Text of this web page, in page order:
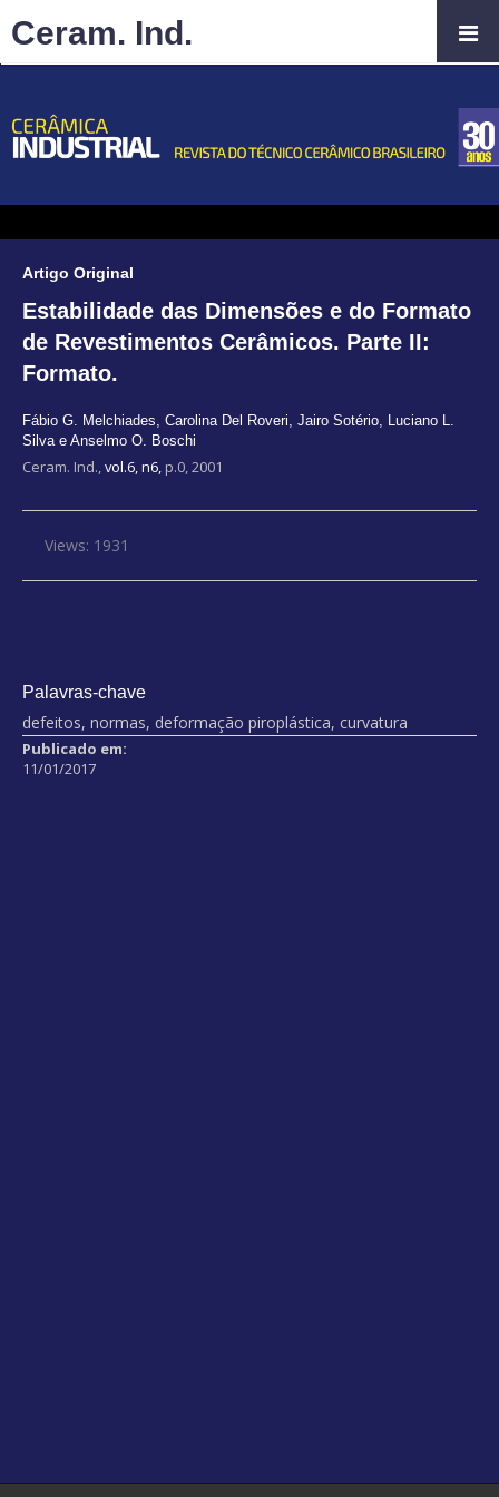
Artigo Original
Estabilidade das Dimensões e do Formato
de Revestimentos Cerâmicos. Parte II:
Formato.
Fábio G. Melchiades, Carolina Del Roveri, Jairo Sotério, Luciano L.
Silva e Anselmo O. Boschi
Ceram. Ind.,vol.6, n6, p.0, 2001
Views: 1931
Palavras-chave
defeitos, normas, deformação piroplástica, curvatura
Publicado em:
11/01/2017
Ceram. Ind.